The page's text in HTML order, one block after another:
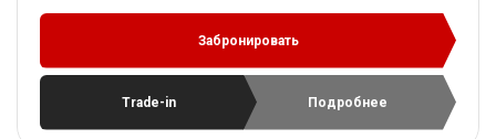
Забронировать
Trade-in Подробнее